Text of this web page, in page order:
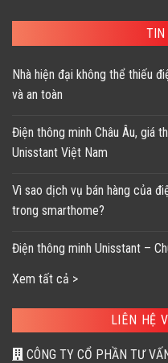
TIN
Nhà hiện đại không thể thiếu
và an toàn
Điện thông minh Châu Âu, giá
Unisstant Việt Nam
Vì sao dịch vụ bán hàng của
trong smarthome?
Điện thông minh Unisstant –
Xem tất cả >
LIÊN HỆ
CÔNG TY CỔ PHẦN TƯ